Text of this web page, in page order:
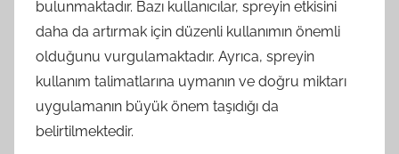
bulunmaktadır. Bazı kullanıcılar, spreyin etkisini
daha da artırmak için düzenli kullanımın önemli
olduğunu vurgulamaktadır. Ayrıca, spreyin
kullanım talimatlarına uymanın ve doğru miktarı
uygulamanın büyük önem taşıdığı da
belirtilmektedir.